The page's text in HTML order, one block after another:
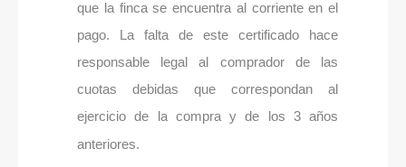
que la finca se encuentra al corriente en el
pago. La falta de este certificado hace
responsable legal al comprador de las
cuotas debidas que correspondan al
ejercicio de la compra y de los 3 años
anteriores.